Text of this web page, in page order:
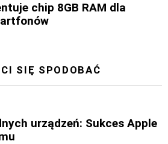
chip 8GB RAM dla
SIĘ SPODOBAĆ
urządzeń: Sukces Apple